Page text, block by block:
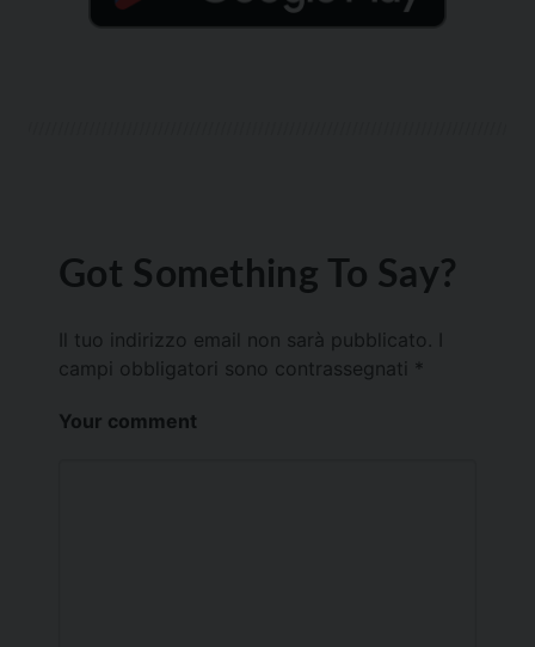
Got Something To Say?
Il tuo indirizzo email non sarà pubblicato.
campi obbligatori sono contrassegnati *
Your comment